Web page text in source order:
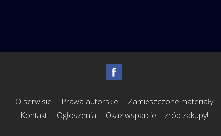
O serwisie Prawa autorskie
Zamieszczone materiały
Kontakt
Ogłoszenia Okaż wsparcie – zrób zakupy!